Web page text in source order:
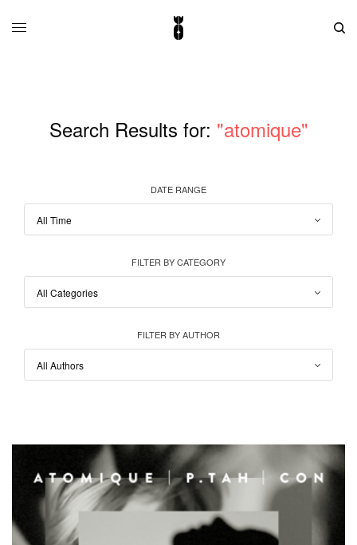
Search Results for: "atomique"
DATE RANGE
FILTER BY CATEGORY
FILTER BY AUTHOR